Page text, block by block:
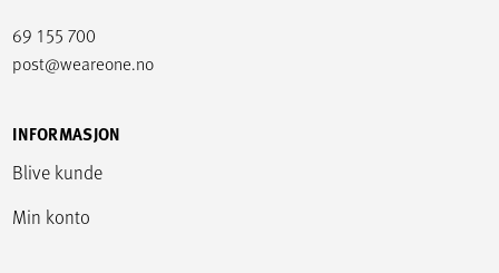
69 155 700
post@weareone.no
INFORMASJON
Blive kunde
Min konto